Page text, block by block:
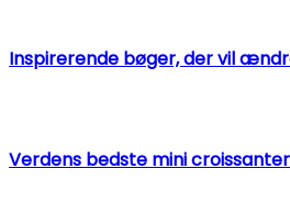
Inspirerende bøger, der vil
Verdens bedste mini